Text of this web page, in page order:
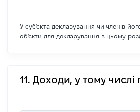
У суб'єкта декларування чи членів його
об'єкти для декларування в цьому
11. Доходи, у тому